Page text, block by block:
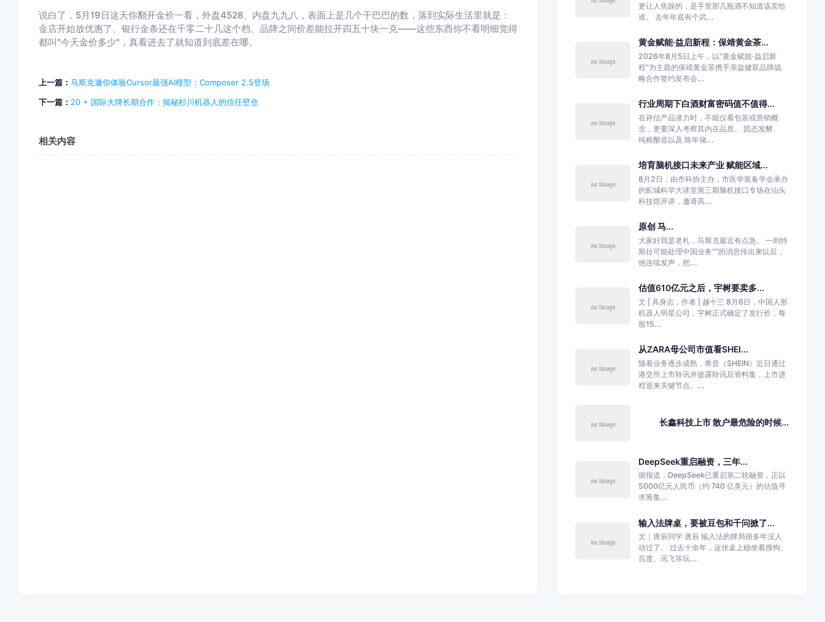
说白了，5月19日这天你翻开金价一看，外盘4528、内盘九九八，表面上是几个干巴巴的数，落到实际生活里就是：
金店开始放优惠了、银行金条还在千零二十几这个档、品牌之间价差能拉开四五十块一克——这些东西你不看明细觉得
都叫"今天金价多少"，真看进去了就知道到底差在哪。
上一篇： 马斯克邀你体验Cursor最强AI模型：Composer 2.5登场
下一篇： 20 + 国际大牌长期合作：揭秘杉川机器人的信任壁垒
相关内容
更让人焦躁的，是手里那几瓶酒不知道该卖给
谁。 去年年底有个武...
黄金赋能·益启新程：保靖黄金茶...
2026年8月5日上午，以“黄金赋能·益启新
程”为主题的保靖黄金茶携手亲益健双品牌战
略合作签约发布会...
行业周期下白酒财富密码值不值得...
在评估产品潜力时，不能仅看包装或营销概
念，更要深入考察其内在品质。 固态发酵、
纯粮酿造以及 陈年储...
培育脑机接口未来产业 赋能区域...
8月2日，由市科协主办，市医学装备学会承办
的鮀城科学大讲堂第三期脑机接口专场在汕头
科技馆开讲，邀请高...
原创 马...
大家好我是老札，马斯克最近有点急。 一则特
斯拉可能处理中国业务“”的消息传出来以后，
他连续发声，把...
估值610亿元之后，宇树要卖多...
文 | 具身志，作者 | 越十三 8月6日，中国人形
机器人明星公司，宇树正式确定了发行价，每
股15...
从ZARA母公司市值看SHEI...
随着业务逐步成熟，希音（SHEIN）近日通过
港交所上市聆讯并披露聆讯后资料集，上市进
程迎来关键节点。...
长鑫科技上市 散户最危险的时候...
DeepSeek重启融资，三年...
据报道，DeepSeek已重启第二轮融资，正以
5000亿元人民币（约 740 亿美元）的估值寻
求筹集...
输入法牌桌，要被豆包和千问掀了...
文｜唐辰同学 唐辰 输入法的牌局很多年没人
动过了。 过去十余年，这张桌上稳坐着搜狗、
百度、讯飞等玩...